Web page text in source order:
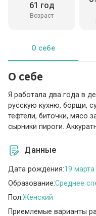
Возраст
61 год
О себе
О себе
Я работала два года в
русскую кухню, борщи,
тефтели, биточки, мясо
сырники пироги.
Данные
Дата рождения:19 марта
Образование:Среднее
Пол:Женский
Приемлемые варианты